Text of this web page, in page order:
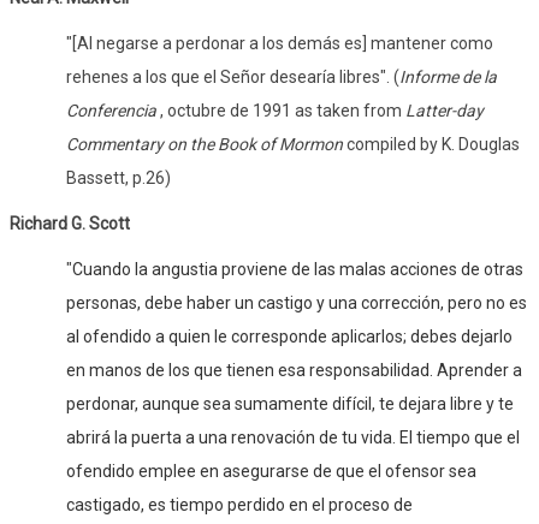
"[Al negarse a perdonar a los demás es] mantener como
rehenes a los que el Señor desearía libres".(Informe de la
Conferencia, octubre de 1991 as taken from Latter-day
Commentary on the Book of Mormoncompiled by K. Douglas
Bassett, p.26)
Richard G. Scott
"Cuando la angustia proviene de las malas acciones de otras
personas, debe haber un castigo y una corrección, pero no es
al ofendido a quien le corresponde aplicarlos; debes dejarlo
en manos de los que tienen esa responsabilidad. Aprender a
perdonar, aunque sea sumamente difícil, te dejara libre y te
abrirá la puerta a una renovación de tu vida. El tiempo que el
ofendido emplee en asegurarse de que el ofensor sea
castigado, es tiempo perdido en el proceso de